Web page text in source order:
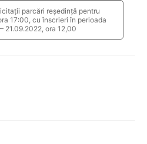
parcări reședință pentru
17:00, cu înscrieri în perioada
21.09.2022, ora 12,00